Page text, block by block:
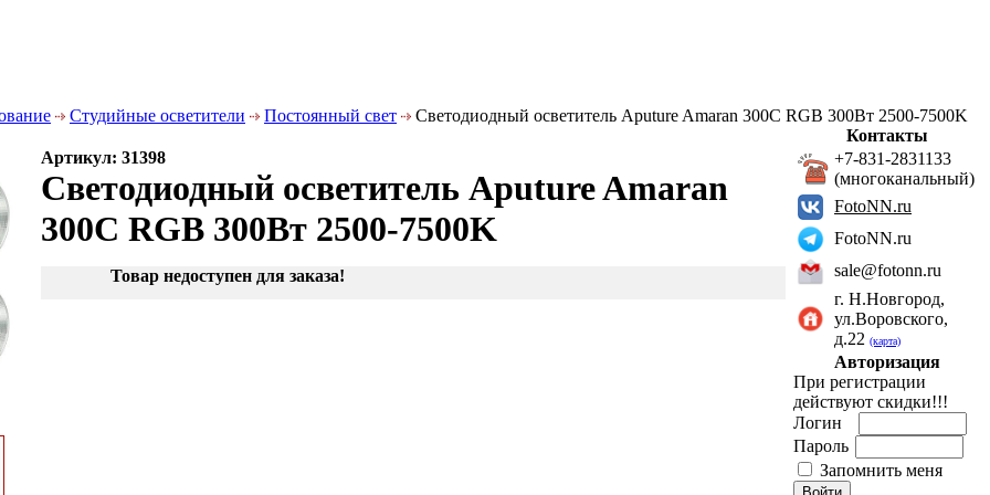
Студийные осветители Постоянный свет Светодиодный осветитель Aputure Amaran 300C RGB 300Вт 2500-7500K
Артикул: 31398
Светодиодный осветитель Aputure Amaran
300C RGB 300Вт 2500-7500K
Товар недоступен для заказа!
Контакты
+7-831-2831133
(многоканальный)
FotoNN.ru
FotoNN.ru
sale@fotonn.ru
г. Н.Новгород,
ул.Воровского,
д.22 (карта)
Авторизация
При регистрации
действуют скидки!!!
Логин
Пароль
Запомнить меня